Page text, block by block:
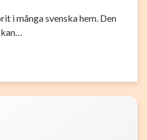
i många svenska hem. Den